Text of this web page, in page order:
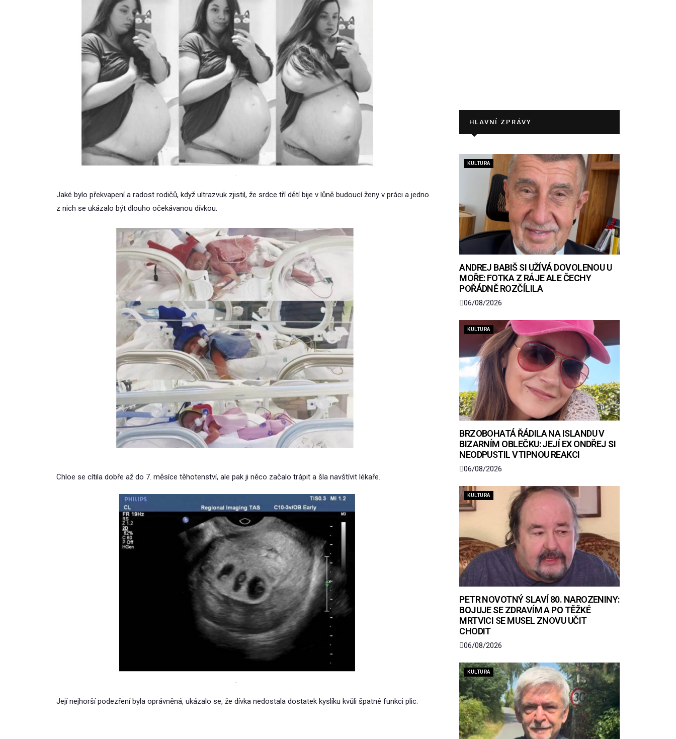
.
Jaké bylo překvapení a radost rodičů, když ultrazvuk zjistil, že srdce tří dětí bije v lůně budoucí ženy v práci a jedno
z nich se ukázalo být dlouho očekávanou dívkou.
.
Chloe se cítila dobře až do 7. měsíce těhotenství, ale pak ji něco začalo trápit a šla navštívit lékaře.
.
Její nejhorší podezření byla oprávněná, ukázalo se, že dívka nedostala dostatek kyslíku kvůli špatné funkci plic.
HLAVNÍ ZPRÁVY
KULTURA
ANDREJ BABIŠ SI UŽÍVÁ DOVOLENOU U
MOŘE: FOTKA Z RÁJE ALE ČECHY
POŘÁDNĚ ROZČÍLILA
06/08/2026
KULTURA
BRZOBOHATÁ ŘÁDILA NA ISLANDU V
BIZARNÍM OBLEČKU: JEJÍ EX ONDŘEJ SI
NEODPUSTIL VTIPNOU REAKCI
06/08/2026
KULTURA
PETR NOVOTNÝ SLAVÍ 80. NAROZENINY:
BOJUJE SE ZDRAVÍM A PO TĚŽKÉ
MRTVICI SE MUSEL ZNOVU UČIT
CHODIT
06/08/2026
KULTURA